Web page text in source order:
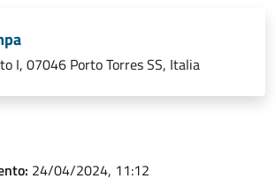
I, 07046 Porto Torres SS, Italia
24/04/2024, 11:12